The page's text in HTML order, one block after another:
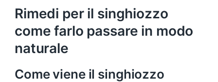
Rimedi per il singhiozzo
come farlo passare in modo
naturale
Come viene il singhiozzo